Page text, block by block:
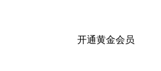
开通黄金会员